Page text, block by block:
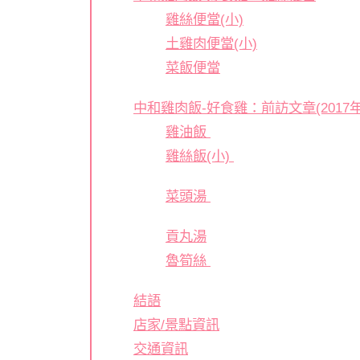
雞絲便當(小)
土雞肉便當(小)
菜飯便當
中和雞肉飯-好食雞：前訪文章(2017
雞油飯
雞絲飯(小)
菜頭湯
貢丸湯
魯筍絲
結語
店家/景點資訊
交通資訊